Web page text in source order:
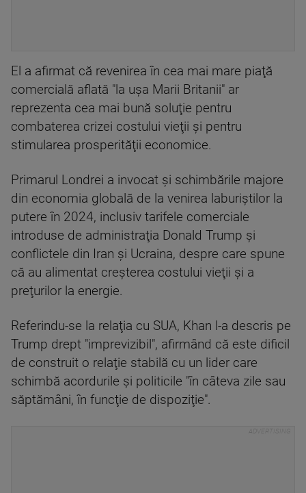
El a afirmat că revenirea în cea mai mare piaţă
comercială aflată "la uşa Marii Britanii" ar
reprezenta cea mai bună soluţie pentru
combaterea crizei costului vieţii şi pentru
stimularea prosperităţii economice.
Primarul Londrei a invocat şi schimbările majore
din economia globală de la venirea laburiştilor la
putere în 2024, inclusiv tarifele comerciale
introduse de administraţia Donald Trump şi
conflictele din Iran şi Ucraina, despre care spune
că au alimentat creşterea costului vieţii şi a
preţurilor la energie.
Referindu-se la relaţia cu SUA, Khan l-a descris pe
Trump drept "imprevizibil", afirmând că este dificil
de construit o relaţie stabilă cu un lider care
schimbă acordurile şi politicile "în câteva zile sau
săptămâni, în funcţie de dispoziţie".